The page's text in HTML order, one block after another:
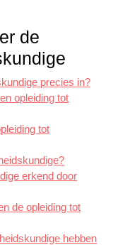
de
precies in?
opleiding tot
tot
erkend door
de opleiding tot
hebben